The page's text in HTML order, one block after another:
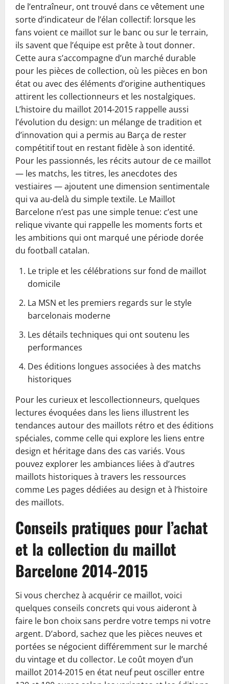
de l’entraîneur, ont trouvé dans ce vêtement une
sorte d’indicateur de l’élan collectif: lorsque les
fans voient ce maillot sur le banc ou sur le terrain,
ils savent que l’équipe est prête à tout donner.
Cette aura s’accompagne d’un marché durable
pour les pièces de collection, où les pièces en bon
état ou avec des éléments d’origine authentiques
attirent les collectionneurs et les nostalgiques.
L’histoire du maillot 2014-2015 rappelle aussi
l’évolution du design: un mélange de tradition et
d’innovation qui a permis au Barça de rester
compétitif tout en restant fidèle à son identité.
Pour les passionnés, les récits autour de ce maillot
— les matchs, les titres, les anecdotes des
vestiaires — ajoutent une dimension sentimentale
qui va au-delà du simple textile. Le Maillot
Barcelone n’est pas une simple tenue: c’est une
relique vivante qui rappelle les moments forts et
les ambitions qui ont marqué une période dorée
du football catalan.
Le triple et les célébrations sur fond de maillot
domicile
La MSN et les premiers regards sur le style
barcelonais moderne
Les détails techniques qui ont soutenu les
performances
Des éditions longues associées à des matchs
historiques
Pour les curieux et lescollectionneurs, quelques
lectures évoquées dans les liens illustrent les
tendances autour des maillots rétro et des éditions
spéciales, comme celle qui explore les liens entre
design et héritage dans des cas variés. Vous
pouvez explorer les ambiances liées à d’autres
maillots historiques à travers les ressources
comme Les pages dédiées au design et à l’histoire
des maillots.
Conseils pratiques pour l’achat
et la collection du maillot
Barcelone 2014-2015
Si vous cherchez à acquérir ce maillot, voici
quelques conseils concrets qui vous aideront à
faire le bon choix sans perdre votre temps ni votre
argent. D’abord, sachez que les pièces neuves et
portées se négocient différemment sur le marché
du vintage et du collector. Le coût moyen d’un
maillot 2014-2015 en état neuf peut osciller entre